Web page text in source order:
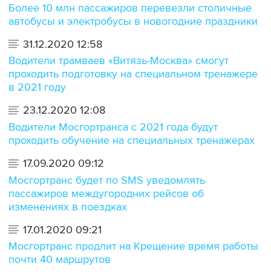
Более 10 млн пассажиров перевезли столичные
автобусы и электробусы в новогодние праздники
31.12.2020 12:58
Водители трамваев «Витязь-Москва» смогут
проходить подготовку на специальном тренажере
в 2021 году
23.12.2020 12:08
Водители Мосгортранса с 2021 года будут
проходить обучение на специальных тренажерах
17.09.2020 09:12
Мосгортранс будет по SMS уведомлять
пассажиров междугородних рейсов об
изменениях в поездках
17.01.2020 09:21
Мосгортранс продлит на Крещение время работы
почти 40 маршрутов